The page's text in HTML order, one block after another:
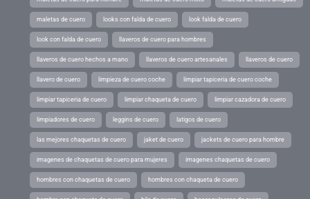
maletas de cuero looks con falda de cuero look falda de cuero
look con falda de cuero llaveros de cuero para hombres
llaveros de cuero hechos a mano llaveros de cuero artesanales llaveros de cuero
llavero de cuero limpieza de cuero coche limpiar tapiceria de cuero coche
limpiar tapiceria de cuero limpiar chaqueta de cuero limpiar cazadora de cuero
limpiadores de cuero leggins de cuero latigos de cuero
las mejores chaquetas de cuero jaket de cuero jackets de cuero para hombre
imagenes de chaquetas de cuero para mujeres imagenes chaquetas de cuero
hombres con chaquetas de cuero hombres con chaqueta de cuero